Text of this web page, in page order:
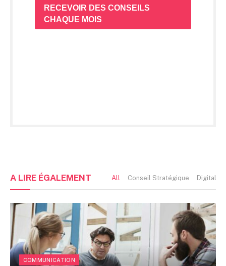
A LIRE ÉGALEMENT All Conseil Stratégique Digital et
COMMUNICATION